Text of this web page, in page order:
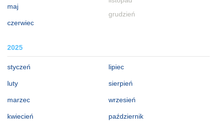
maj
czerwiec
grudzień
2025
styczeń
luty
marzec
kwiecień
lipiec
sierpień
wrzesień
październik